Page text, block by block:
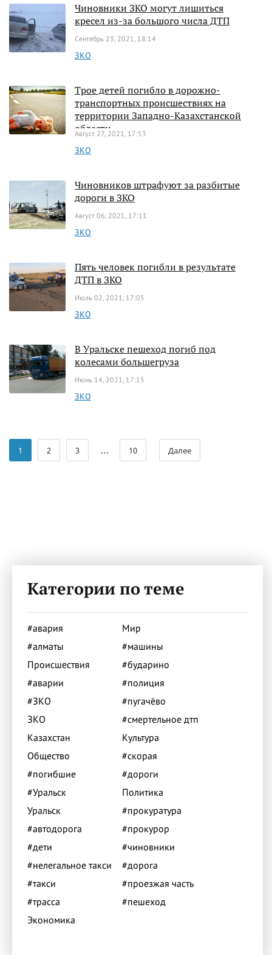
Чиновники ЗКО могут лишиться
кресел из-за большого числа ДТП
Сентябрь 23, 2021, 18:14
ЗКО
Трое детей погибло в дорожно-
транспортных происшествиях на
территории Западно-Казахстанской
области
Август 27, 2021, 17:53
ЗКО
Чиновников штрафуют за разбитые
дороги в ЗКО
Август 06, 2021, 17:11
ЗКО
Пять человек погибли в результате
ДТП в ЗКО
Июль 02, 2021, 17:05
ЗКО
В Уральске пешеход погиб под
колесами большегруза
Июнь 14, 2021, 17:15
ЗКО
1 2 3 … 10 Далее
Категории по теме
#авария
#алматы
Происшествия
#аварии
#ЗКО
ЗКО
Казахстан
Общество
#погибшие
#Уральск
Уральск
#автодорога
#дети
#нелегальное такси
#такси
#трасса
Экономика
Мир
#машины
#бударино
#полиция
#пугачёво
#смертельное дтп
Культура
#скорая
#дороги
Политика
#прокуратура
#прокурор
#чиновники
#дорога
#проезжая часть
#пешеход